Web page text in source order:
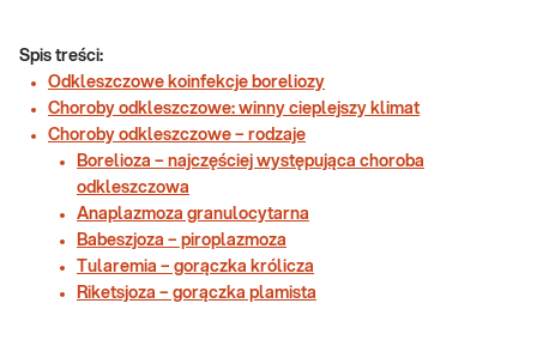
Spis treści:
Odkleszczowe koinfekcje boreliozy
Choroby odkleszczowe: winny cieplejszy klimat
Choroby odkleszczowe – rodzaje
Borelioza – najczęściej występująca choroba
odkleszczowa
Anaplazmoza granulocytarna
Babeszjoza – piroplazmoza
Tularemia – gorączka królicza
Riketsjoza – gorączka plamista